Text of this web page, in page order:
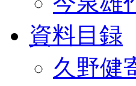
資料目録
久野健